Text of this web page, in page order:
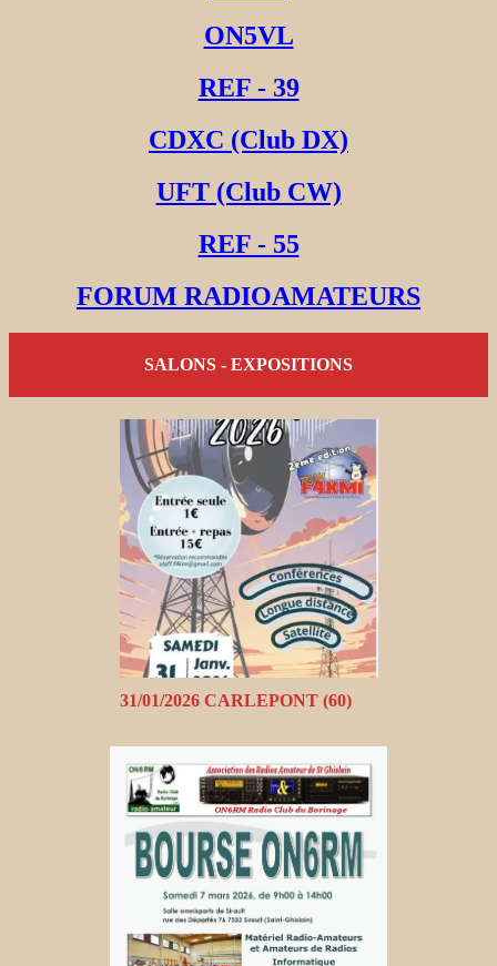
ON5VL
REF - 39
CDXC (Club DX)
UFT (Club CW)
REF - 55
FORUM RADIOAMATEURS
SALONS - EXPOSITIONS
31/01/2026 CARLEPONT (60)